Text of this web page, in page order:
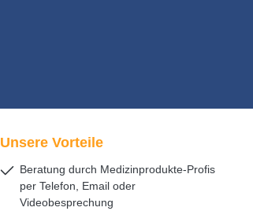
Unsere Vorteile
Beratung durch Medizinprodukte-Profis
per Telefon, Email oder
Videobesprechung